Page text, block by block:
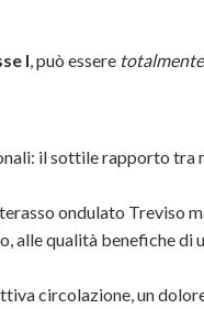
I , può essere
il sottile rapporto tra
ondulato Treviso
qualità benefiche di
circolazione, un